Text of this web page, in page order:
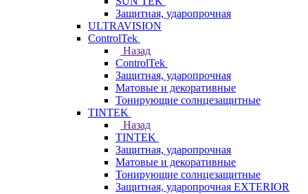
Защитная, ударопрочная
ULTRAVISION
ControlTek
Назад
ControlTek
Защитная, ударопрочная
Матовые и декоративные
Тонирующие солнцезащитные
TINTEK
Назад
TINTEK
Защитная, ударопрочная
Матовые и декоративные
Тонирующие солнцезащитные
Защитная, ударопрочная EXTERIOR